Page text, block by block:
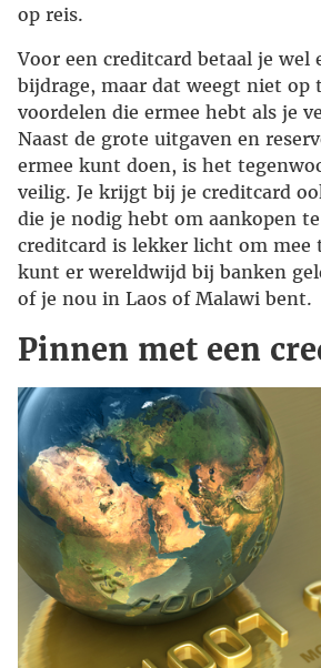
op reis.
Voor een creditcard betaal je wel
bijdrage, maar dat weegt niet op
voordelen die ermee hebt als je
Naast de grote uitgaven en
ermee kunt doen, is het
veilig. Je krijgt bij je creditcard
die je nodig hebt om aankopen
creditcard is lekker licht om mee
kunt er wereldwijd bij banken
of je nou in Laos of Malawi bent.
Pinnen met een